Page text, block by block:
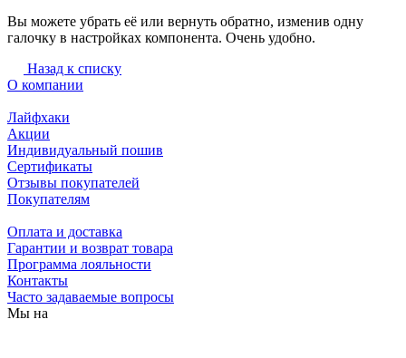
Вы можете убрать её или вернуть обратно, изменив одну
галочку в настройках компонента. Очень удобно.
Назад к списку
О компании
Лайфхаки
Акции
Индивидуальный пошив
Сертификаты
Отзывы покупателей
Покупателям
Оплата и доставка
Гарантии и возврат товара
Программа лояльности
Контакты
Часто задаваемые вопросы
Мы на